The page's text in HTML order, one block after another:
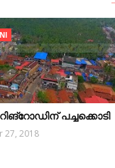
പച്ചക്കൊടി
27, 2018